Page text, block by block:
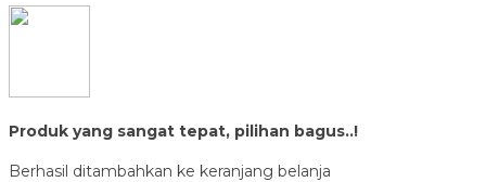
Produk yang sangat tepat, pilihan bagus..!
Berhasil ditambahkan ke keranjang belanja